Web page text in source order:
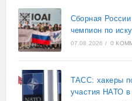
Сборная
чемпион по
07.08.2026 / 0
ТАСС: хакеры
участия НАТО